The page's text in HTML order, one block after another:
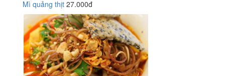
Mì quảng thịt 27.000đ